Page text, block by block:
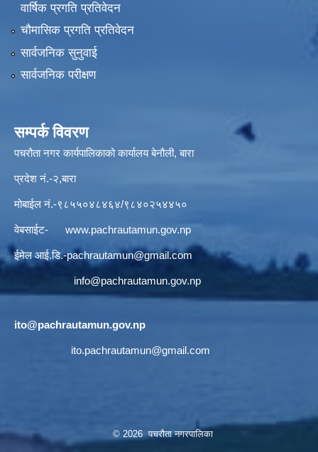
वार्षिक प्रगति प्रतिवेदन
चौमासिक प्रगति प्रतिवेदन
सार्वजनिक सुनुवाई
सार्वजनिक परीक्षण
सम्पर्क विवरण
पचरौता नगर कार्यपालिकाको कार्यालय बेनौली, बारा
प्रदेश नं.-२,बारा
मोबाईल नं.-९८५५०४८४६४/९८४०२५४४५०
वेबसाईट- www.pachrautamun.gov.np
ईमेल आई.डि.-pachrautamun@gmail.com
info@pachrautamun.gov.np
ito@pachrautamun.gov.np
ito.pachrautamun@gmail.com
© 2026 पचरौता नगरपालिका